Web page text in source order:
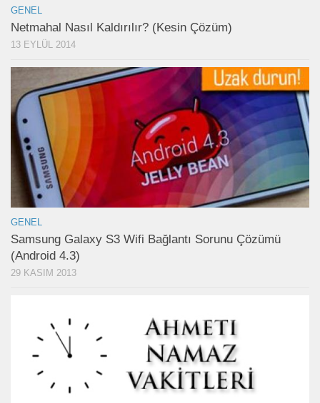
GENEL
Netmahal Nasıl Kaldırılır? (Kesin Çözüm)
13 EYLÜL 2014
GENEL
Samsung Galaxy S3 Wifi Bağlantı Sorunu Çözümü
(Android 4.3)
29 KASIM 2013